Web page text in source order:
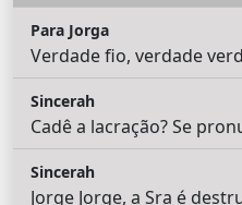
Para Jorga
Verdade fio, verdade
Sincerah
Cadê a lacração? Se
Sincerah
Jorge Jorge, a Sra é